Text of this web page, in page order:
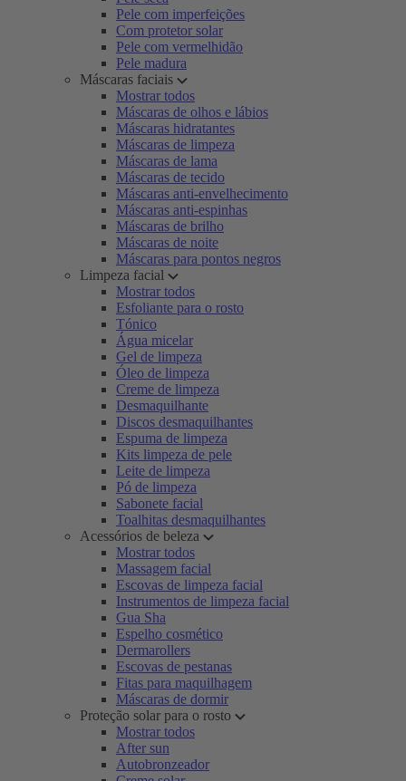
Pele com imperfeições
Com protetor solar
Pele com vermelhidão
Pele madura
Máscaras faciais
Mostrar todos
Máscaras de olhos e lábios
Máscaras hidratantes
Máscaras de limpeza
Máscaras de lama
Máscaras de tecido
Máscaras anti-envelhecimento
Máscaras anti-espinhas
Máscaras de brilho
Máscaras de noite
Máscaras para pontos negros
Limpeza facial
Mostrar todos
Esfoliante para o rosto
Tónico
Água micelar
Gel de limpeza
Óleo de limpeza
Creme de limpeza
Desmaquilhante
Discos desmaquilhantes
Espuma de limpeza
Kits limpeza de pele
Leite de limpeza
Pó de limpeza
Sabonete facial
Toalhitas desmaquilhantes
Acessórios de beleza
Mostrar todos
Massagem facial
Escovas de limpeza facial
Instrumentos de limpeza facial
Gua Sha
Espelho cosmético
Dermarollers
Escovas de pestanas
Fitas para maquilhagem
Máscaras de dormir
Proteção solar para o rosto
Mostrar todos
After sun
Autobronzeador